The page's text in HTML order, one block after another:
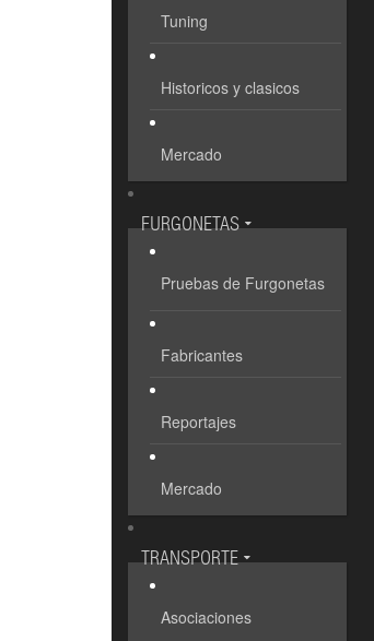
Tuning
Historicos y clasicos
Mercado
FURGONETAS
Pruebas de Furgonetas
Fabricantes
Reportajes
Mercado
TRANSPORTE
Asociaciones